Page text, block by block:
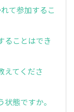
て参加するこ
ることはでき
えてくださ
態ですか。